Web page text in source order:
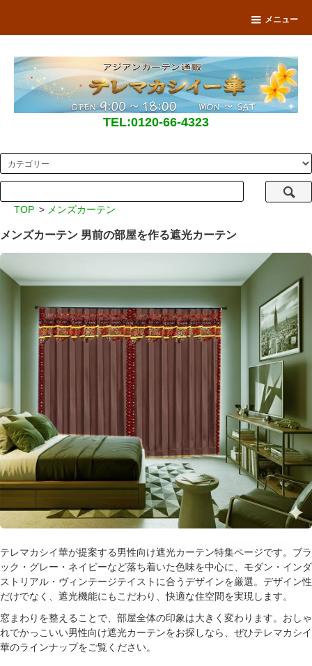
メニュー
TEL:0120-66-4323
TOP > メンズカーテン
メンズカーテン 男前の部屋を作る遮光カーテン
テレマカシイ華が提案する男性向け遮光カーテン特集ページです。ブラ
ック・グレー・ネイビーなど落ち着いた色味を中心に、モダン・インダ
ストリアル・ヴィンテージテイストに合うデザインを厳選。デザイン性
だけでなく、遮光機能にもこだわり、快適な住空間を実現します。
窓まわりを整えることで、部屋全体の印象は大きく変わります。おしゃ
れでかっこいい男性向け遮光カーテンをお探しなら、ぜひテレマカシイ
華のラインナップをご覧ください。